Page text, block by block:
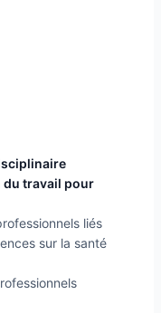
du travail pour
liés
sur la santé